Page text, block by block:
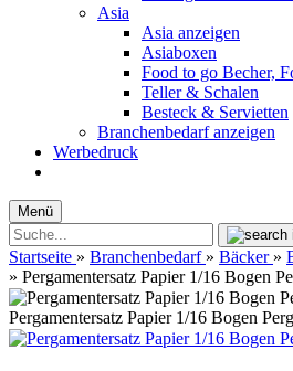
Asia
Asia anzeigen
Asiaboxen
Food to go Becher,
Teller & Schalen
Besteck & Servietten
Branchenbedarf anzeigen
Werbedruck
Menü
Startseite » Branchenbedarf » Bäcker »
» Pergamentersatz Papier 1/16 Bogen
Pergamentersatz Papier 1/16 Bogen